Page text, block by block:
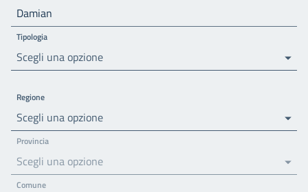
Tipologia
Scegli una opzione
Regione
Scegli una opzione
Provincia
Scegli una opzione
Comune